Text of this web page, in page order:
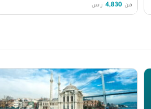
من 4,830 ر.س